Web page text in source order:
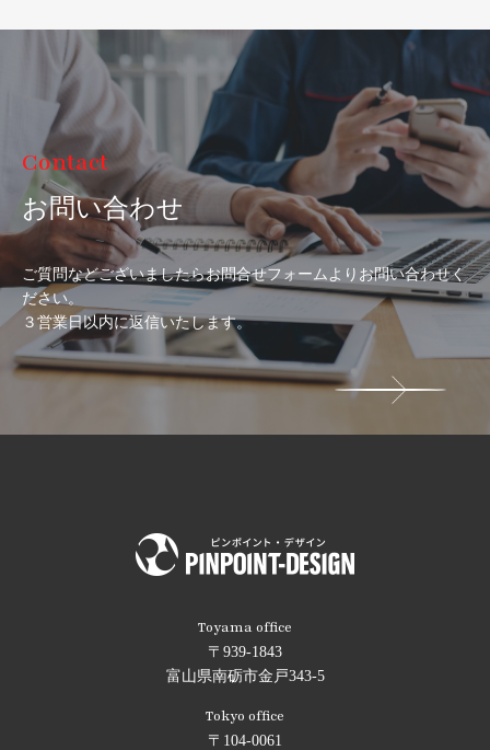
Contact
お問い合わせ
ご質問などございましたらお問合せフォームよりお問い合わせく
ださい。
３営業日以内に返信いたします。
Toyama office
〒939-1843
富山県南砺市金戸343-5
Tokyo office
〒104-0061